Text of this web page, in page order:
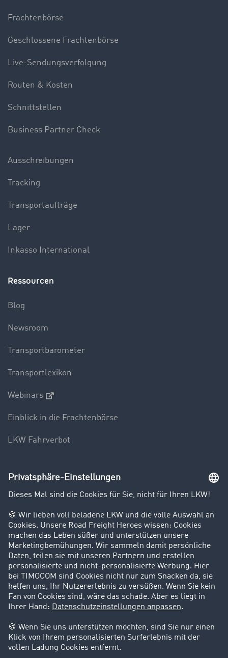
Frachtenbörse
Geschlossene Frachtenbörse
Live-Sendungsverfolgung
Routen & Kosten
Schnittstellen
Business Partner Check
Ausschreibungen
Tracking
Transportaufträge
Lager
Inkasso International
Ressourcen
Blog
Newsroom
Transportbarometer
Transportlexikon
Webinars
Einblick in die Frachtenbörse
LKW Fahrverbot
Unternehmen
Kunden werben Kunden
Success Stories
Karriere
Support
Kontakt
Rechtliches
Impressum